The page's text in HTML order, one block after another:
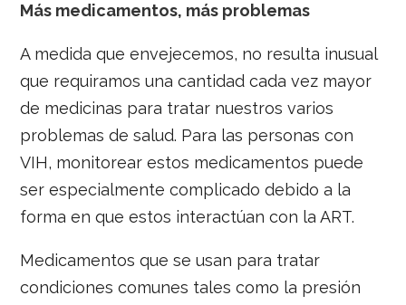
Más medicamentos, más problemas
A medida que envejecemos, no resulta inusual
que requiramos una cantidad cada vez mayor
de medicinas para tratar nuestros varios
problemas de salud. Para las personas con
VIH, monitorear estos medicamentos puede
ser especialmente complicado debido a la
forma en que estos interactúan con la ART.
Medicamentos que se usan para tratar
condiciones comunes tales como la presión